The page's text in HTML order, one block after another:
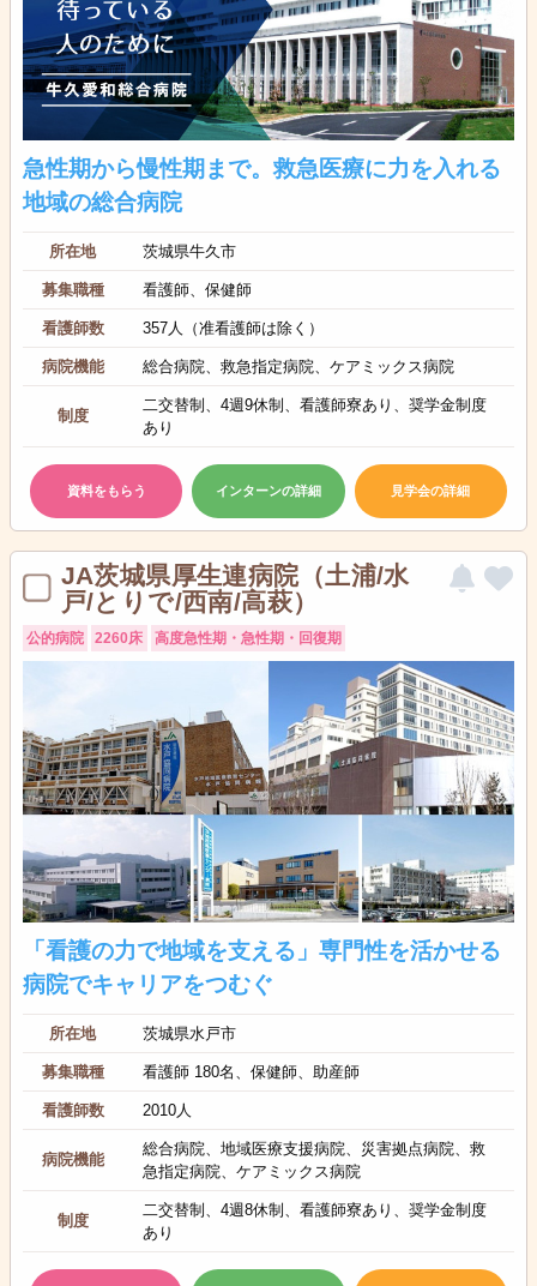
急性期から慢性期まで。救急医療に力を入れる
地域の総合病院
所在地 茨城県牛久市
募集職種 看護師、保健師
看護師数 357人（准看護師は除く）
病院機能 総合病院、救急指定病院、ケアミックス病院
制度
二交替制、4週9休制、看護師寮あり、奨学金制度
あり
資料をもらう インターンの詳細 見学会の詳細
JA茨城県厚生連病院（土浦/水
戸/とりで/西南/高萩）
公的病院 2260床 高度急性期・急性期・回復期
「看護の力で地域を支える」専門性を活かせる
病院でキャリアをつむぐ
所在地 茨城県水戸市
募集職種 看護師 180名、保健師、助産師
看護師数 2010人
病院機能
総合病院、地域医療支援病院、災害拠点病院、救
急指定病院、ケアミックス病院
制度
二交替制、4週8休制、看護師寮あり、奨学金制度
あり